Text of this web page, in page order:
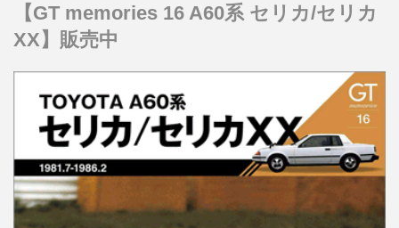
【GT memories 16 A60系 セリカ/セリカ
XX】販売中